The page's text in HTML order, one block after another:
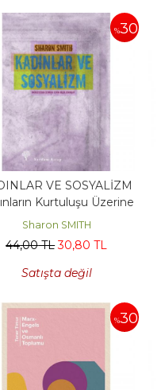
%30
VE SOSYALİZM
Kurtuluşu Üzerine
Denemeler
Sharon SMITH
44,00TL 30,80 TL
Satışta değil
%30